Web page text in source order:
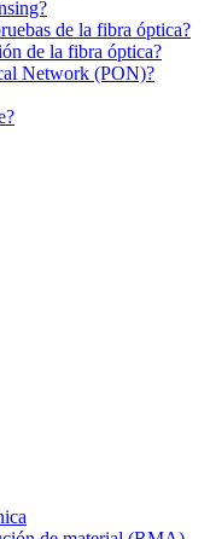
de la fibra óptica?
de la fibra óptica?
Network (PON)?